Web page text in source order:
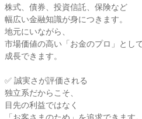
株式、債券、投資信託、保険など
幅広い金融知識が身につきます。
地元にいながら、
市場価値の高い「お金のプロ」として
成長できます。
✅ 誠実さが評価される
独立系だからこそ、
目先の利益ではなく